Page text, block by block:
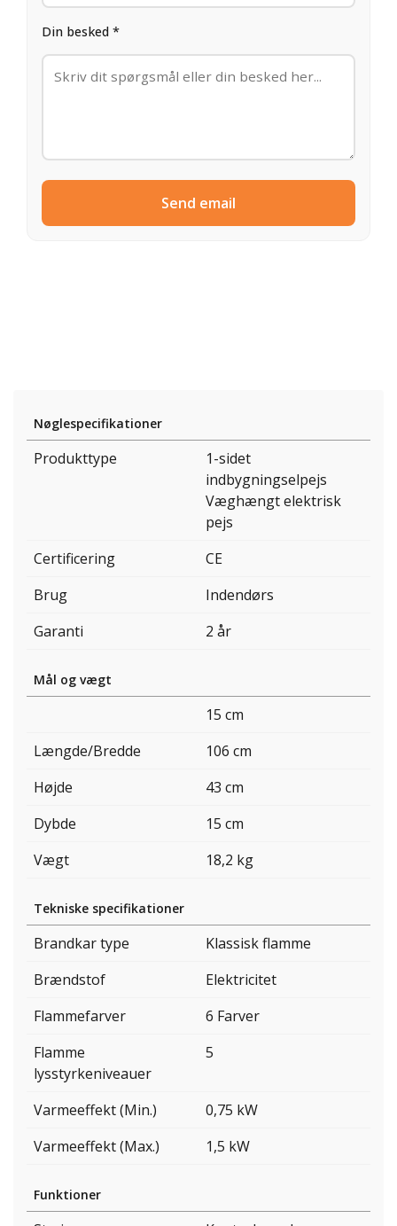
Din besked *
Send email
Nøglespecifikationer
Produkttype
1-sidet
indbygningselpejs
Væghængt elektrisk
pejs
Certificering
CE
Brug
Indendørs
Garanti
2 år
Mål og vægt
15 cm
Længde/Bredde
106 cm
Højde
43 cm
Dybde
15 cm
Vægt
18,2 kg
Tekniske specifikationer
Brandkar type
Klassisk flamme
Brændstof
Elektricitet
Flammefarver
6 Farver
Flamme
lysstyrkeniveauer
5
Varmeeffekt (Min.)
0,75 kW
Varmeeffekt (Max.)
1,5 kW
Funktioner